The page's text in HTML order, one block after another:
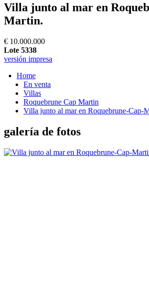
Villa junto al mar en
Martin.
€ 10.000.000
Lote 5338
versión impresa
Home
En venta
Villas
Roquebrune Cap Martin
Villa junto al mar en Roquebrune-Cap-
galería de fotos